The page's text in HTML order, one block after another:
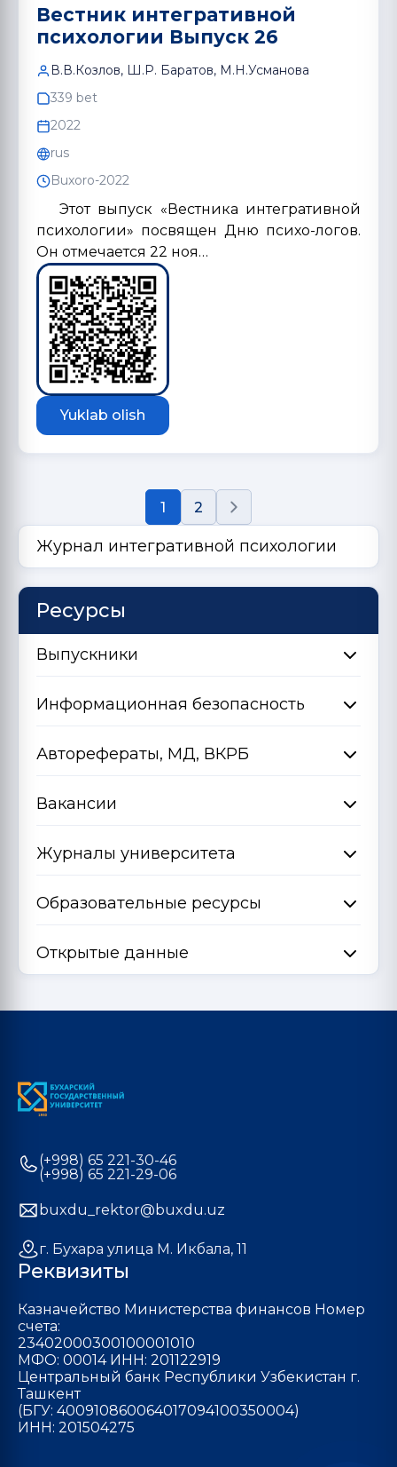
Вестник интегративной
психологии Выпуск 26
В.В.Козлов, Ш.Р. Баратов, М.Н.Усмановa
339 bet
2022
rus
Buxoro-2022
Этот выпуск «Вестника интегративной
психологии» посвящен Дню психо-логов.
Он отмечается 22 ноя…
Yuklab olish
1 2
Журнал интегративной психологии
Ресурсы
Выпускники
Информационная безопасность
Авторефераты, МД, ВКРБ
Вакансии
Журналы университета
Образовательные ресурсы
Открытые данные
(+998) 65 221-30-46
(+998) 65 221-29-06
buxdu_rektor@buxdu.uz
г. Бухара улица М. Икбала, 11
Реквизиты
Казначейство Министерства финансов Номер
счета:
23402000300100001010
МФО: 00014 ИНН: 201122919
Центральный банк Республики Узбекистан г.
Ташкент
(БГУ: 400910860064017094100350004)
ИНН: 201504275